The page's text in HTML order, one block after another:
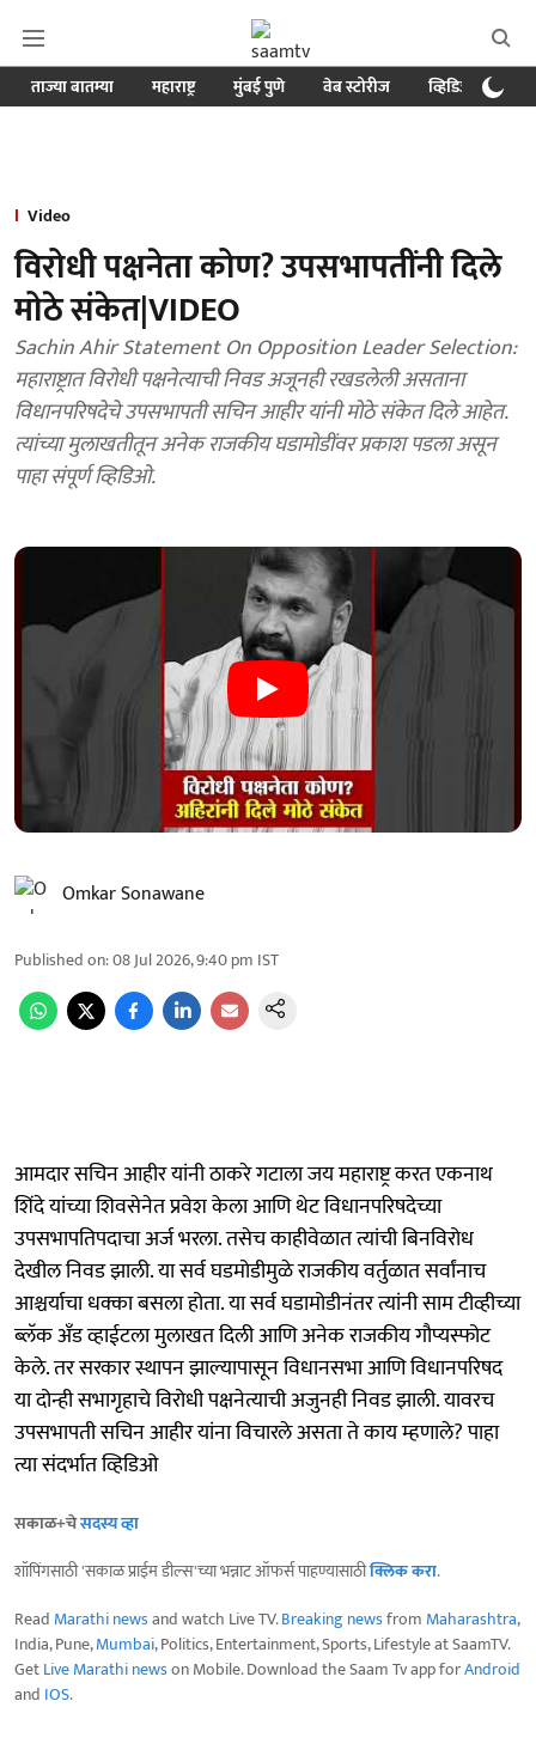
ताज्या बातम्या महाराष्ट्र मुंबई पुणे वेब स्टोरीज व्हिडिओ
Video
विरोधी पक्षनेता कोण? उपसभापतींनी दिले
मोठे संकेत|VIDEO
Sachin Ahir Statement On Opposition Leader Selection:
महाराष्ट्रात विरोधी पक्षनेत्याची निवड अजूनही रखडलेली असताना
विधानपरिषदेचे उपसभापती सचिन आहीर यांनी मोठे संकेत दिले आहेत.
त्यांच्या मुलाखतीतून अनेक राजकीय घडामोडींवर प्रकाश पडला असून
पाहा संपूर्ण व्हिडिओ.
Omkar Sonawane
Published on:08 Jul 2026, 9:40 pm IST
आमदार सचिन आहीर यांनी ठाकरे गटाला जय महाराष्ट्र करत एकनाथ
शिंदे यांच्या शिवसेनेत प्रवेश केला आणि थेट विधानपरिषदेच्या
उपसभापतिपदाचा अर्ज भरला. तसेच काहीवेळात त्यांची बिनविरोध
देखील निवड झाली. या सर्व घडमोडीमुळे राजकीय वर्तुळात सर्वांनाच
आश्चर्याचा धक्का बसला होता. या सर्व घडामोडीनंतर त्यांनी साम टीव्हीच्या
ब्लॅक अँड व्हाईटला मुलाखत दिली आणि अनेक राजकीय गौप्यस्फोट
केले. तर सरकार स्थापन झाल्यापासून विधानसभा आणि विधानपरिषद
या दोन्ही सभागृहाचे विरोधी पक्षनेत्याची अजुनही निवड झाली. यावरच
उपसभापती सचिन आहीर यांना विचारले असता ते काय म्हणाले? पाहा
त्या संदर्भात व्हिडिओ
सकाळ+चेसदस्य व्हा
शॉपिंगसाठी 'सकाळ प्राईम डील्स'च्या भन्नाट ऑफर्स पाहण्यासाठीक्लिक करा.
Read Marathi newsand watch Live TV.Breaking newsfrom Maharashtra,
India, Pune,Mumbai, Politics, Entertainment, Sports, Lifestyle at SaamTV.
GetLive Marathi newson Mobile. Download the Saam Tv app forAndroid
and IOS.